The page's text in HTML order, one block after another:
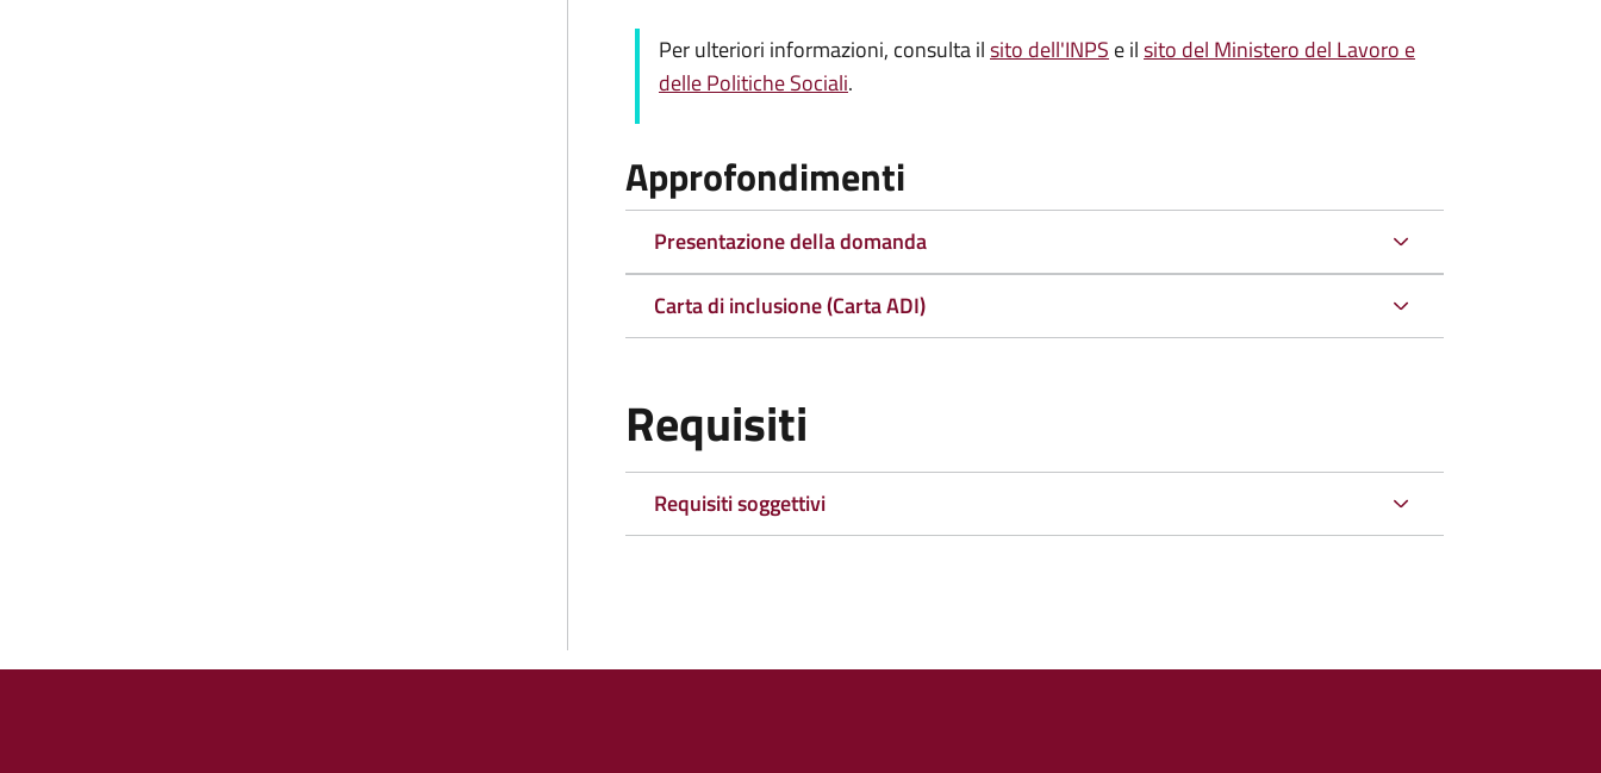
Per ulteriori informazioni, consulta ilsito dell'INPS e ilsito del Ministero del Lavoro e
delle Politiche Sociali.
Approfondimenti
Presentazione della domanda
Carta di inclusione (Carta ADI)
Requisiti
Requisiti soggettivi